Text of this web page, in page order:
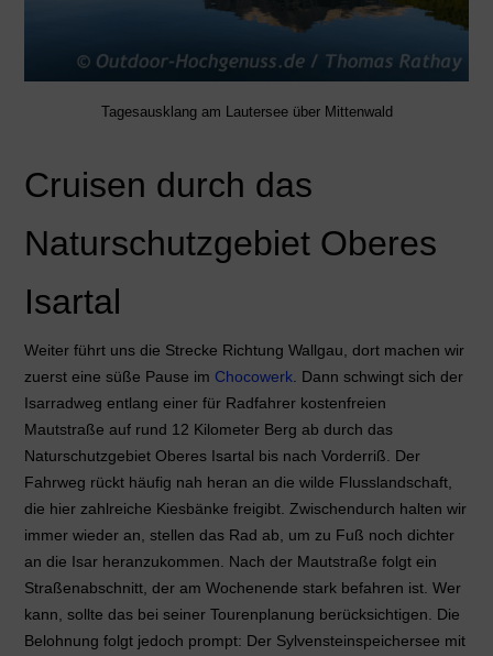
Tagesausklang am Lautersee über Mittenwald
Cruisen durch das
Naturschutzgebiet Oberes
Isartal
Weiter führt uns die Strecke Richtung Wallgau, dort machen wir
zuerst eine süße Pause im Chocowerk. Dann schwingt sich der
Isarradweg entlang einer für Radfahrer kostenfreien
Mautstraße auf rund 12 Kilometer Berg ab durch das
Naturschutzgebiet Oberes Isartal bis nach Vorderriß. Der
Fahrweg rückt häufig nah heran an die wilde Flusslandschaft,
die hier zahlreiche Kiesbänke freigibt. Zwischendurch halten wir
immer wieder an, stellen das Rad ab, um zu Fuß noch dichter
an die Isar heranzukommen. Nach der Mautstraße folgt ein
Straßenabschnitt, der am Wochenende stark befahren ist. Wer
kann, sollte das bei seiner Tourenplanung berücksichtigen. Die
Belohnung folgt jedoch prompt: Der Sylvensteinspeichersee mit